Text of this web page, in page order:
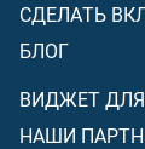
СДЕЛАТЬ
БЛОГ
ВИДЖЕТ
НАШИ